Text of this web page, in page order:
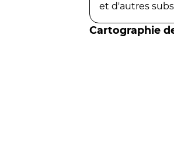
et d'autres
Cartographie